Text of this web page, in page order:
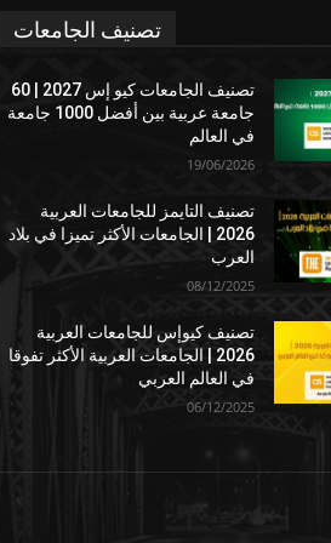
تصنيف الجامعات
تصنيف الجامعات كيو إس 2027 | 60
جامعة عربية بين أفضل 1000 جامعة
في العالم
19/06/2026
تصنيف التايمز للجامعات العربية
2026 | الجامعات الأكثر تميزا في بلاد
العرب
08/12/2025
تصنيف كيوإس للجامعات العربية
2026 | الجامعات العربية الأكثر تفوقا
في العالم العربي
06/12/2025